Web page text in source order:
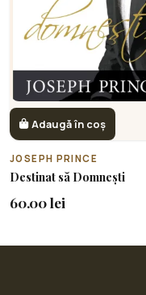
Adaugă în coș
JOSEPH PRINCE
Destinat să Domnești
60.00 lei